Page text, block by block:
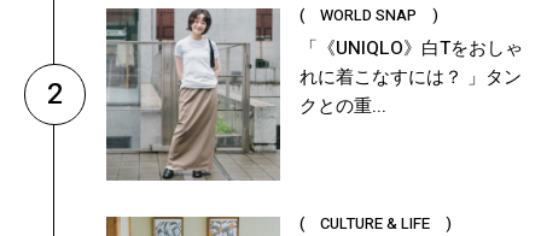
2
( WORLD SNAP )
「《UNIQLO》白Tをおしゃ
れに着こなすには？ 」タン
クとの重...
( CULTURE & LIFE )